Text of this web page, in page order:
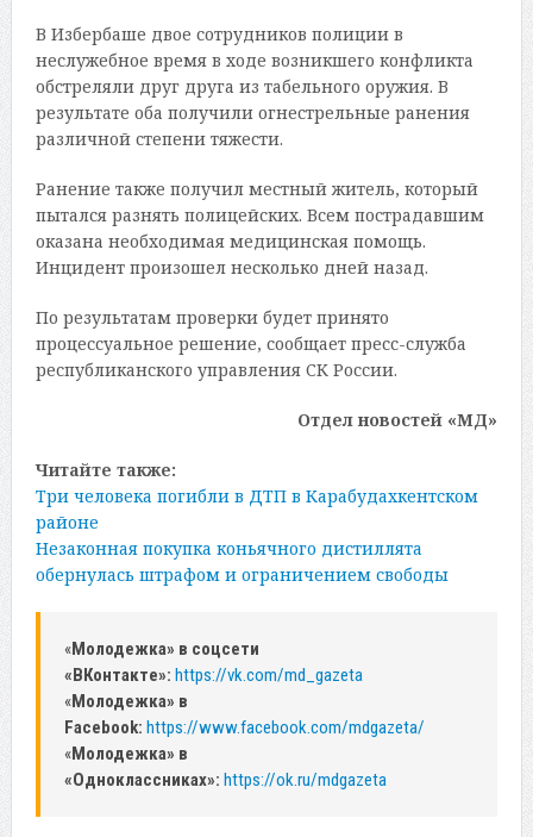
В Избербаше двое сотрудников полиции в
неслужебное время в ходе возникшего конфликта
обстреляли друг друга из табельного оружия. В
результате оба получили огнестрельные ранения
различной степени тяжести.
Ранение также получил местный житель, который
пытался разнять полицейских. Всем пострадавшим
оказана необходимая медицинская помощь.
Инцидент произошел несколько дней назад.
По результатам проверки будет принято
процессуальное решение, сообщает пресс-служба
республиканского управления СК России.
Отдел новостей «МД»
Читайте также:
Три человека погибли в ДТП в Карабудахкентском
районе
Незаконная покупка коньячного дистиллята
обернулась штрафом и ограничением свободы
«Молодежка» в соцсети
«ВКонтакте»: https://vk.com/md_gazeta
«Молодежка» в
Facebook: https://www.facebook.com/mdgazeta/
«Молодежка» в
«Одноклассниках»: https://ok.ru/mdgazeta